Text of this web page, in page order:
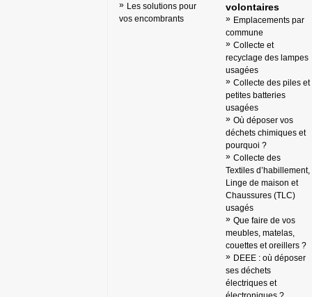
Les solutions pour
vos encombrants
volontaires
Emplacements par
commune
Collecte et
recyclage des lampes
usagées
Collecte des piles et
petites batteries
usagées
Où déposer vos
déchets chimiques et
pourquoi ?
Collecte des
Textiles d’habillement,
Linge de maison et
Chaussures (TLC)
usagés
Que faire de vos
meubles, matelas,
couettes et oreillers ?
DEEE : où déposer
ses déchets
électriques et